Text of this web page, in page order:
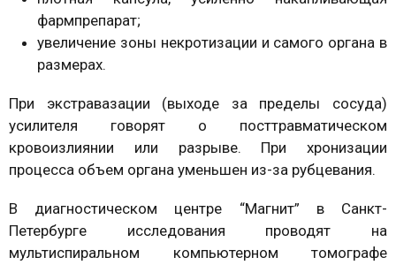
фармпрепарат;
увеличение зоны некротизации и самого органа в
размерах.
При экстравазации (выходе за пределы сосуда)
усилителя говорят о посттравматическом
кровоизлиянии или разрыве. При хронизации
процесса объем органа уменьшен из-за рубцевания.
В диагностическом центре “Магнит” в Санкт-
Петербурге исследования проводят на
мультиспиральном компьютерном томографе